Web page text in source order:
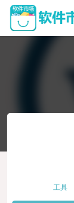
工具